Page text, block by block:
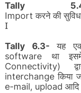
Tally
Importकरने की
I
Tally 6.3- यह
softwareथा
Connectivity)
interchangeकिया
e-mail, upload आदि